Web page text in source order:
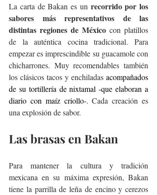
La carta de Bakan es un recorrido por los
sabores más representativos de las
distintas regiones de México con platillos
de la auténtica cocina tradicional. Para
empezar es imprescindible su guacamole con
chicharrones. Muy recomendables también
los clásicos tacos y enchiladas acompañados
de su tortillería de nixtamal -que elaboran a
diario con maíz criollo-. Cada creación es
una explosión de sabor.
Las brasas en Bakan
Para mantener la cultura y tradición
mexicana en su máxima expresión, Bakan
tiene la parrilla de leña de encino y cerezos